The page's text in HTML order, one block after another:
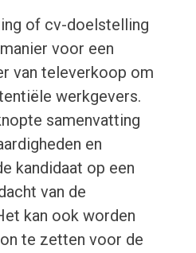
of cv-doelstelling
voor een
van televerkoop om
werkgevers.
samenvatting
en
kandidaat op een
van de
kan ook worden
te zetten voor de